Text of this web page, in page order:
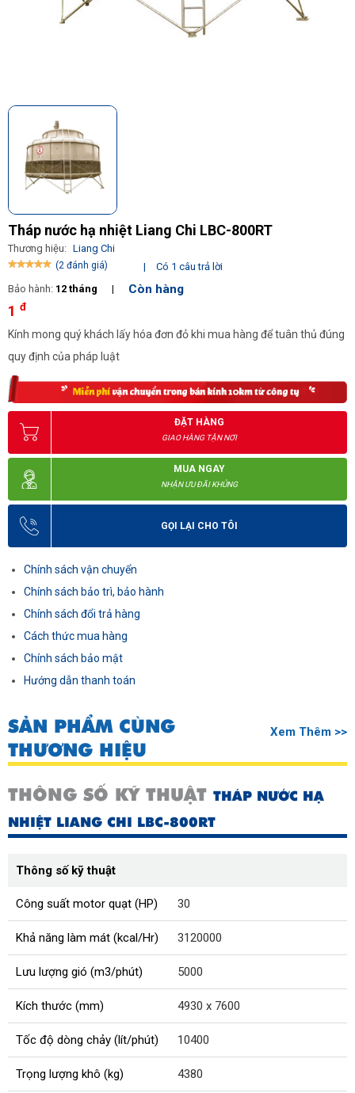
Tháp nước hạ nhiệt Liang Chi LBC-800RT
Thương hiệu: Liang Chi
(2 đánh giá) |
Có 1 câu trả lời
Bảo hành: 12 tháng | Còn hàng
1 đ
Kính mong quý khách lấy hóa đơn đỏ khi mua hàng để tuân thủ đúng
quy định của pháp luật
ĐẶT HÀNG
GIAO HÀNG TẬN NƠI
MUA NGAY
NHẬN ƯU ĐÃI KHỦNG
GỌI LẠI CHO TÔI
Chính sách vận chuyển
Chính sách bảo trì, bảo hành
Chính sách đổi trả hàng
Cách thức mua hàng
Chính sách bảo mật
Hướng dẫn thanh toán
SẢN PHẨM CÙNG
THƯƠNG HIỆU
Xem Thêm >>
THÔNG SỐ KỸ THUẬT THÁP NƯỚC HẠ
NHIỆT LIANG CHI LBC-800RT
Thông số kỹ thuật
Công suất motor quạt (HP) 30
Khả năng làm mát (kcal/Hr) 3120000
Lưu lượng gió (m3/phút) 5000
Kích thước (mm) 4930 x 7600
Tốc độ dòng chảy (lít/phút) 10400
Trọng lượng khô (kg) 4380